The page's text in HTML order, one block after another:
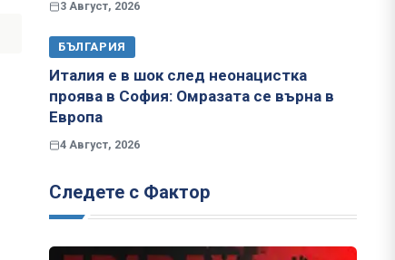
3 Август, 2026
БЪЛГАРИЯ
Италия е в шок след неонацистка
проява в София: Омразата се върна в
Европа
4 Август, 2026
Следете с Фактор